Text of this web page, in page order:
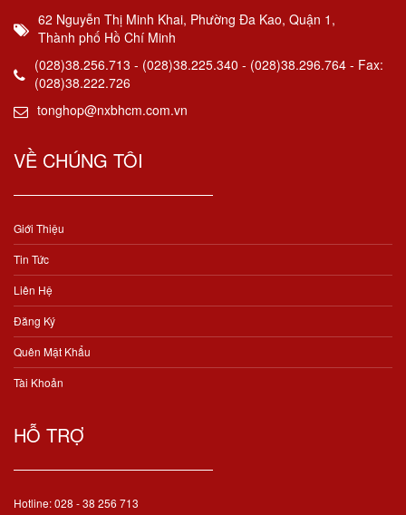
62 Nguyễn Thị Minh Khai, Phường Đa Kao, Quận 1,
Thành phố Hồ Chí Minh
(028)38.256.713 - (028)38.225.340 - (028)38.296.764 - Fax:
(028)38.222.726
tonghop@nxbhcm.com.vn
VỀ CHÚNG TÔI
Giới Thiệu
Tin Tức
Liên Hệ
Đăng Ký
Quên Mật Khẩu
Tài Khoản
HỖ TRỢ
Hotline: 028 - 38 256 713